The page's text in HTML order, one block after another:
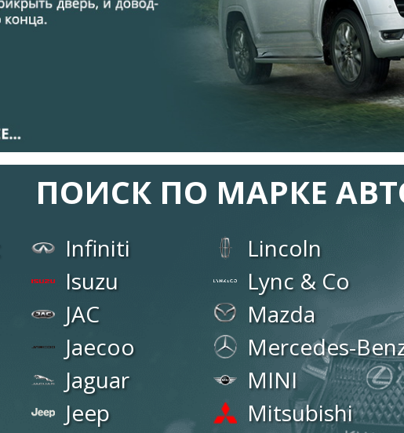
ПОИСК ПО МАРКЕ
Infiniti
Isuzu
JAC
Jaecoo
Jaguar
Jeep
Lincoln
Lync & Co
Mazda
Mercedes-
MINI
Mitsubishi